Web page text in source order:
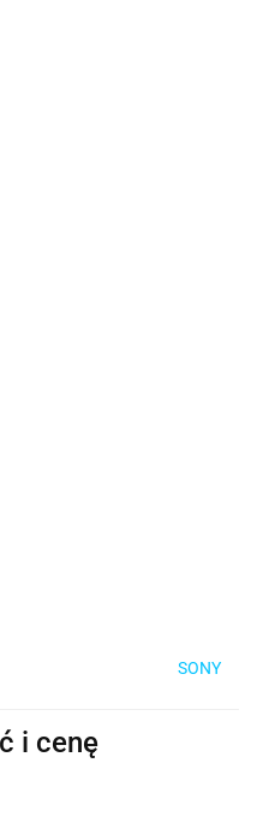
SONY
i cenę